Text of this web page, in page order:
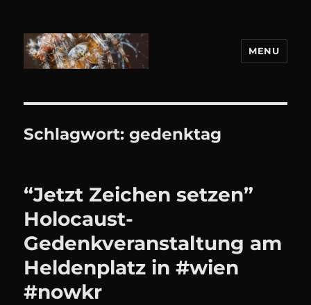
MENU
Schlagwort:gedenktag
“Jetzt Zeichen setzen”
Holocaust-
Gedenkveranstaltung am
Heldenplatz in #wien
#nowkr